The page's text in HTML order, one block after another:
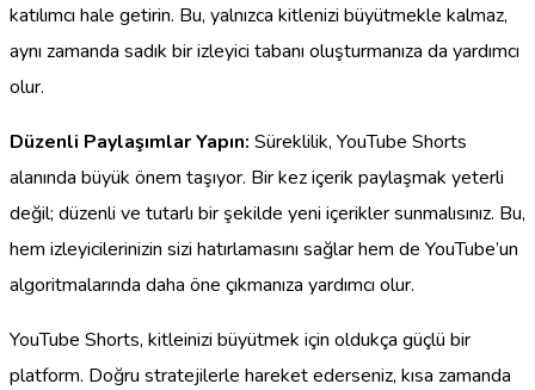
katılımcı hale getirin. Bu, yalnızca kitlenizi büyütmekle kalmaz,
aynı zamanda sadık bir izleyici tabanı oluşturmanıza da yardımcı
olur.
Düzenli Paylaşımlar Yapın: Süreklilik, YouTube Shorts
alanında büyük önem taşıyor. Bir kez içerik paylaşmak yeterli
değil; düzenli ve tutarlı bir şekilde yeni içerikler sunmalısınız. Bu,
hem izleyicilerinizin sizi hatırlamasını sağlar hem de YouTube’un
algoritmalarında daha öne çıkmanıza yardımcı olur.
YouTube Shorts, kitleinizi büyütmek için oldukça güçlü bir
platform. Doğru stratejilerle hareket ederseniz, kısa zamanda